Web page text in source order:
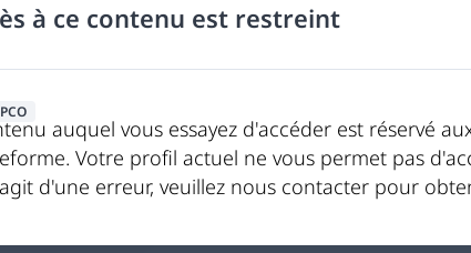
à ce contenu est restreint
auquel vous essayez d'accéder est réservé
Votre profil actuel ne vous permet pas
d'une erreur, veuillez nous contacter pour
gérer un diabète
atteint de BPCO ?
Colas 20.01.2024